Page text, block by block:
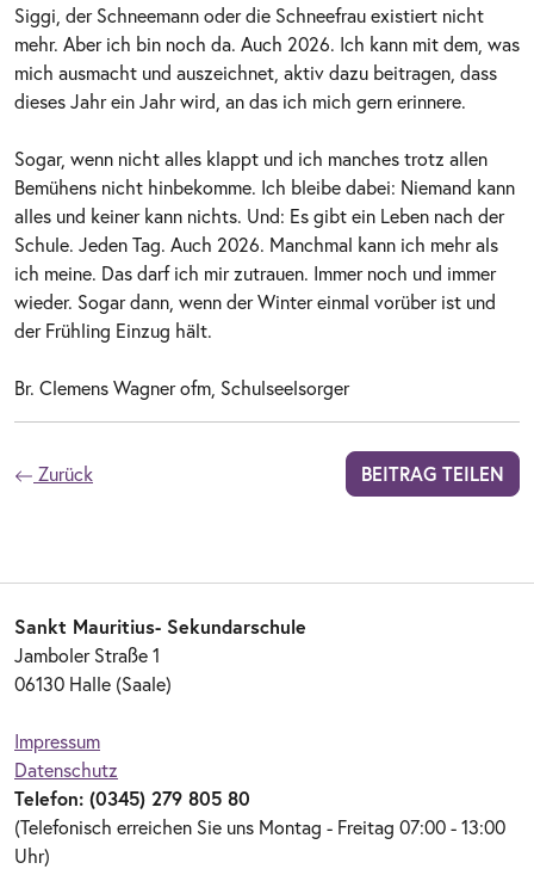
Siggi, der Schneemann oder die Schneefrau existiert nicht
mehr. Aber ich bin noch da. Auch 2026. Ich kann mit dem, was
mich ausmacht und auszeichnet, aktiv dazu beitragen, dass
dieses Jahr ein Jahr wird, an das ich mich gern erinnere.
Sogar, wenn nicht alles klappt und ich manches trotz allen
Bemühens nicht hinbekomme. Ich bleibe dabei: Niemand kann
alles und keiner kann nichts. Und: Es gibt ein Leben nach der
Schule. Jeden Tag. Auch 2026. Manchmal kann ich mehr als
ich meine. Das darf ich mir zutrauen. Immer noch und immer
wieder. Sogar dann, wenn der Winter einmal vorüber ist und
der Frühling Einzug hält.
Br. Clemens Wagner ofm, Schulseelsorger
Zurück BEITRAG TEILEN
Sankt Mauritius- Sekundarschule
Jamboler Straße 1
06130 Halle (Saale)
Impressum
Datenschutz
Telefon: (0345) 279 805 80
(Telefonisch erreichen Sie uns Montag - Freitag 07:00 - 13:00
Uhr)